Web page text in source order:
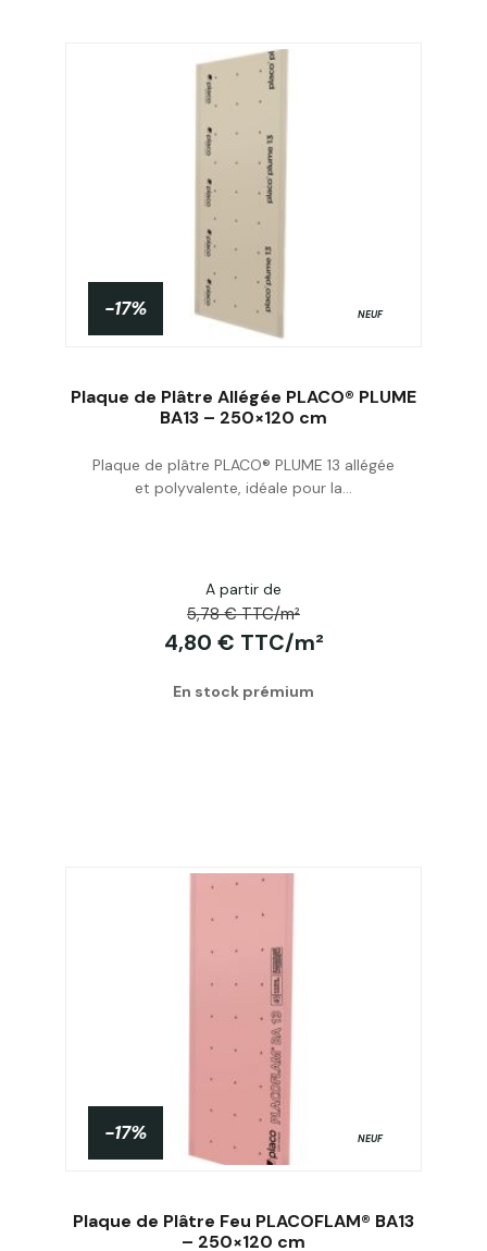
Acheter
-17% NEUF
Plaque de Plâtre Allégée PLACO® PLUME
BA13 – 250×120 cm
Plaque de plâtre PLACO® PLUME 13 allégée
et polyvalente, idéale pour la...
A partir de
5,78 € TTC/m²
4,80 € TTC/m²
En stock prémium
-17% NEUF
Plaque de Plâtre Feu PLACOFLAM® BA13
– 250×120 cm